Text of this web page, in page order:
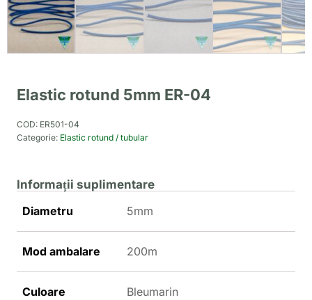
Elastic rotund 5mm ER-04
COD: ER501-04
Categorie: Elastic rotund / tubular
Informații suplimentare
Diametru
5mm
Mod ambalare 200m
Culoare Bleumarin